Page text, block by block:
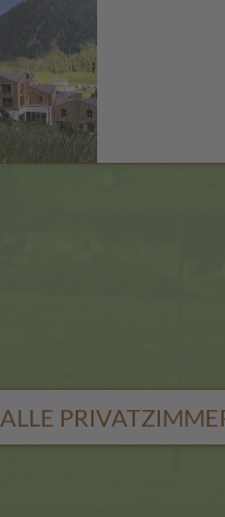
ALLE